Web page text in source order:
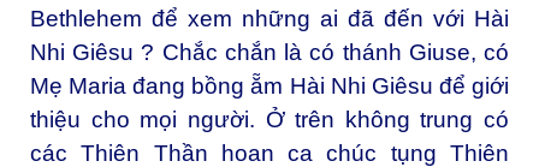
Bethlehem để xem những ai đã đến với Hài
Nhi Giêsu ? Chắc chắn là có thánh Giuse, có
Mẹ Maria đang bồng ẵm Hài Nhi Giêsu để giới
thiệu cho mọi người. Ở trên không trung có
các Thiên Thần hoan ca chúc tụng Thiên